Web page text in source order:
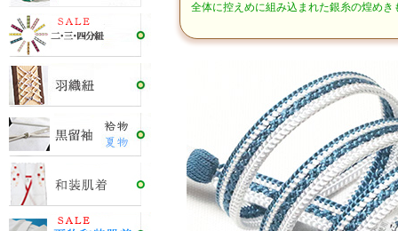
全体に控えめに組み込まれた銀糸の煌めき